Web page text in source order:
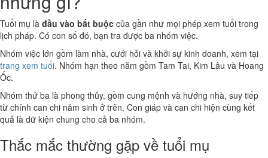
Tuổi mụ là đầu vào bắt buộc của gần như mọi phép xem tuổi trong
lịch pháp. Có con số đó, bạn tra được ba nhóm việc.
Nhóm việc lớn gồm làm nhà, cưới hỏi và khởi sự kinh doanh, xem tại
trang xem tuổi. Nhóm hạn theo năm gồm Tam Tai, Kim Lâu và Hoang
Ốc.
Nhóm thứ ba là phong thủy, gồm cung mệnh và hướng nhà, suy tiếp
từ chính can chi năm sinh ở trên. Con giáp và can chi hiện cùng kết
quả là dữ kiện chung cho cả ba nhóm.
Thắc mắc thường gặp về tuổi mụ